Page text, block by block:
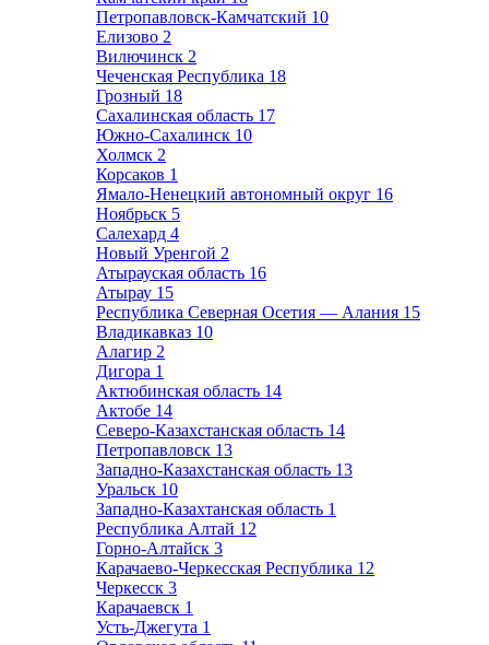
Петропавловск-Камчатский 10
Елизово 2
Вилючинск 2
Чеченская Республика 18
Грозный 18
Сахалинская область 17
Южно-Сахалинск 10
Холмск 2
Корсаков 1
Ямало-Ненецкий автономный округ 16
Ноябрьск 5
Салехард 4
Новый Уренгой 2
Атырауская область 16
Атырау 15
Республика Северная Осетия — Алания 15
Владикавказ 10
Алагир 2
Дигора 1
Актюбинская область 14
Актобе 14
Северо-Казахстанская область 14
Петропавловск 13
Западно-Казахстанская область 13
Уральск 10
Западно-Казахтанская область 1
Республика Алтай 12
Горно-Алтайск 3
Карачаево-Черкесская Республика 12
Черкесск 3
Карачаевск 1
Усть-Джегута 1